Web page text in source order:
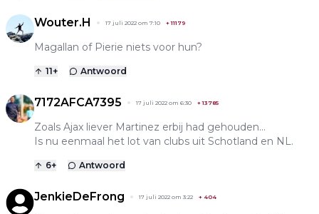
Wouter.H 17 juli 2022 om 7:10 +11179
Magallan of Pierie niets voor hun?
11+ Antwoord
7172AFCA7395 17 juli 2022 om 6:30 +13785
Zoals Ajax liever Martinez erbij had gehouden...
Is nu eenmaal het lot van clubs uit Schotland en NL.
6+ Antwoord
JenkieDeFrong 17 juli 2022 om 3:22 + 404